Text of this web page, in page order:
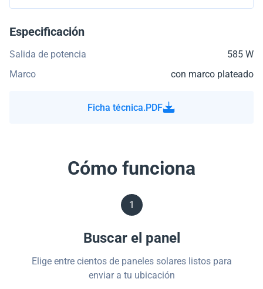
Especificación
Salida de potencia
585 W
Marco
con marco plateado
Ficha técnica.PDF
Cómo funciona
1
Buscar el panel
Elige entre cientos de paneles solares listos para
enviar a tu ubicación